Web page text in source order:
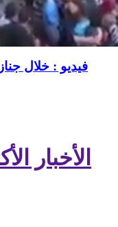
الأخبار